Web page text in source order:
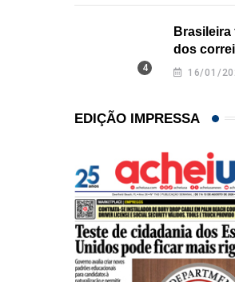
dos
16/01/
EDIÇÃO IMPRESSA